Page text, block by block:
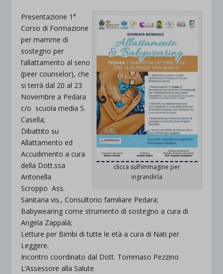
clicca sull’immagine per
ingrandirla
Presentazione 1°
Corso di Formazione
per mamme di
sostegno per
l’allattamento al seno
(peer counselor), che
si terrà dal 20 al 23
Novembre a Pedara
c/o scuola media S.
Casella;
Dibattito su
Allattamento ed
Accudimento a cura
della Dott.ssa
Antonella
Scroppo Ass.
Sanitaria vis., Consultorio familiare Pedara;
Babywearing come strumento di sostegno a cura di
Angela Zappalà;
Letture per Bimbi di tutte le età a cura di Nati per
Leggere.
Incontro coordinato dal Dott. Tommaso Pezzino
L’Assessore alla Salute